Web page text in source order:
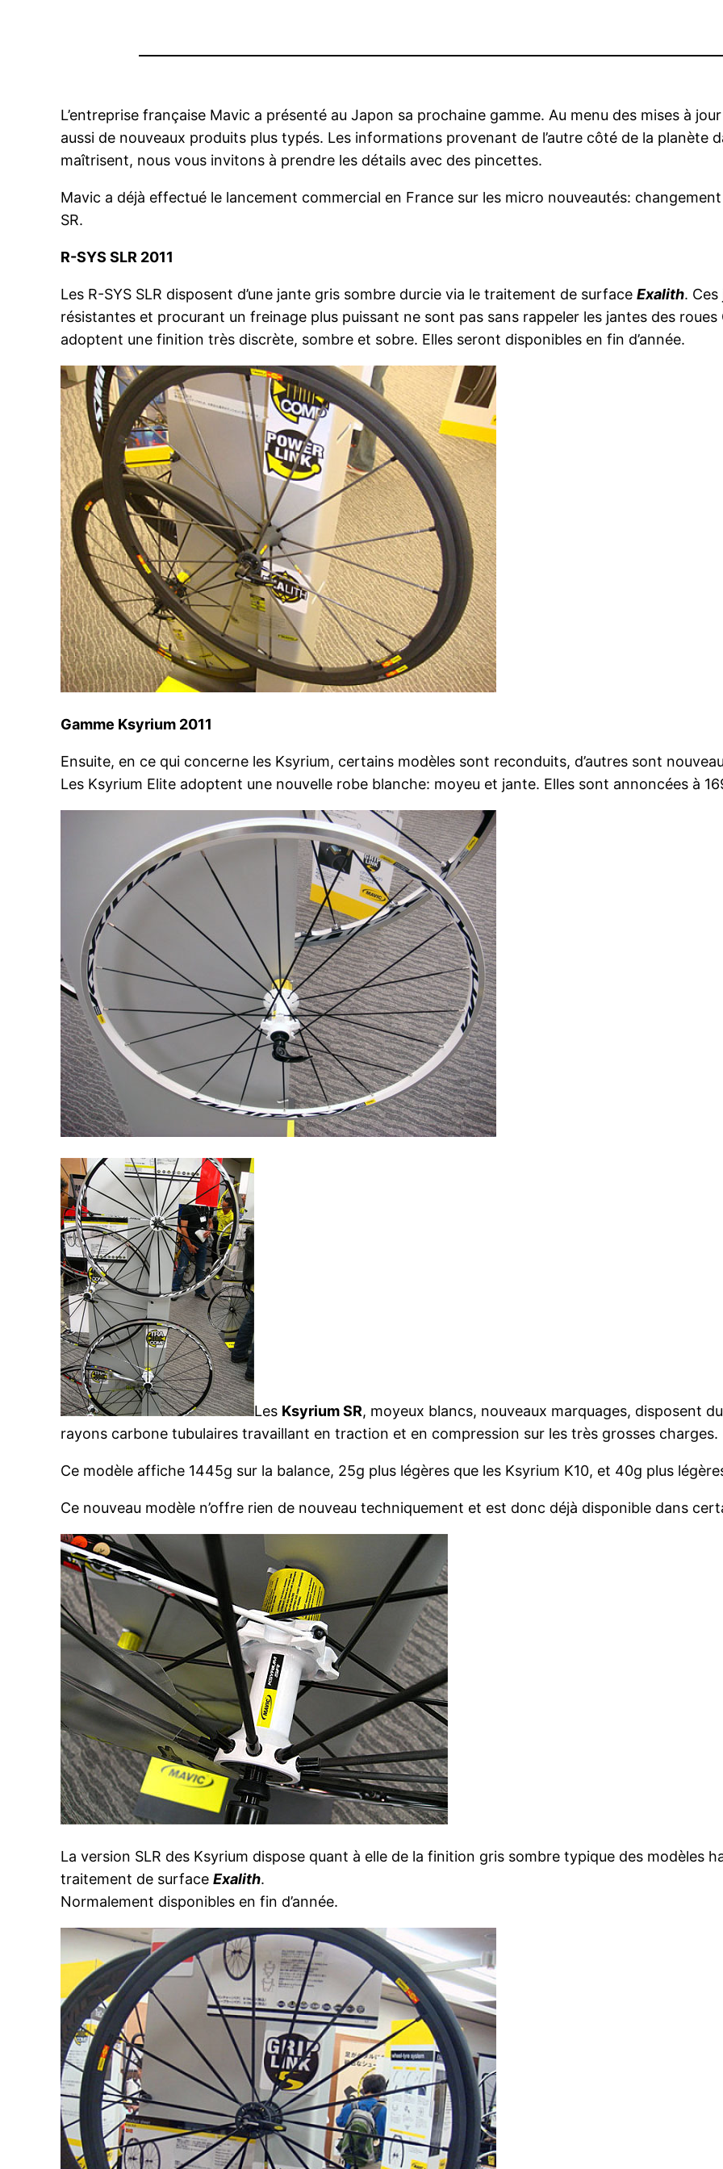
L’entreprise française Mavic a présenté au Japon sa prochaine gamme. Au menu des mises à
aussi de nouveaux produits plus typés. Les informations provenant de l’autre côté de la planète
maîtrisent, nous vous invitons à prendre les détails avec des pincettes.
Mavic a déjà effectué le lancement commercial en France sur les micro nouveautés:
SR.
R-SYS SLR 2011
Les R-SYS SLR disposent d’une jante gris sombre durcie via le traitement de surfaceExalith.
résistantes et procurant un freinage plus puissant ne sont pas sans rappeler les jantes des
adoptent une finition très discrète, sombre et sobre. Elles seront disponibles en fin d’année.
Gamme Ksyrium 2011
Ensuite, en ce qui concerne les Ksyrium, certains modèles sont reconduits, d’autres sont
Les Ksyrium Elite adoptent une nouvelle robe blanche: moyeu et jante. Elles sont annoncées à
Les Ksyrium SR, moyeux blancs, nouveaux marquages, disposent
rayons carbone tubulaires travaillant en traction et en compression sur les très grosses charges.
Ce modèle affiche 1445g sur la balance, 25g plus légères que les Ksyrium K10, et 40g plus
Ce nouveau modèle n’offre rien de nouveau techniquement et est donc déjà disponible dans
La version SLR des Ksyrium dispose quant à elle de la finition gris sombre typique des modèles
traitement de surfaceExalith.
Normalement disponibles en fin d’année.